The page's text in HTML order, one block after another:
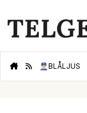
👮🏻‍♂️BLÅLJUS